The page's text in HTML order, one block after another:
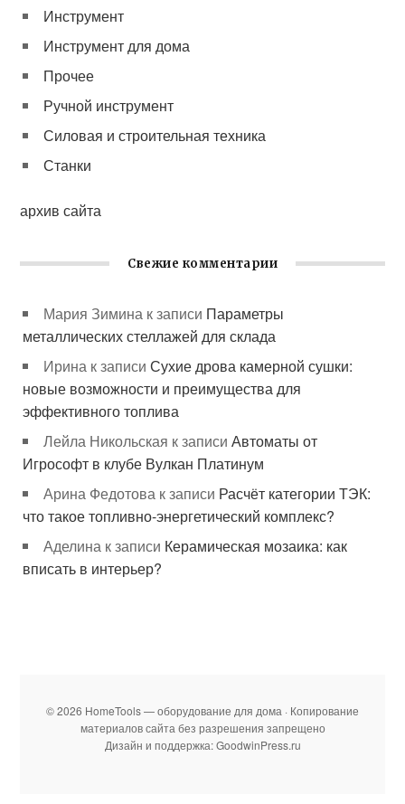
Инструмент
Инструмент для дома
Прочее
Ручной инструмент
Силовая и строительная техника
Станки
архив сайта
Свежие комментарии
Мария Зимина к записи Параметры
металлических стеллажей для склада
Ирина к записиСухие дрова камерной сушки:
новые возможности и преимущества для
эффективного топлива
Лейла Никольская к записиАвтоматы от
Игрософт в клубе Вулкан Платинум
Арина Федотова к записи Расчёт категории ТЭК:
что такое топливно-энергетический комплекс?
Аделина к записи Керамическая мозаика: как
вписать в интерьер?
© 2026 HomeTools — оборудование для дома · Копирование
материалов сайта без разрешения запрещено
Дизайн и поддержка: GoodwinPress.ru